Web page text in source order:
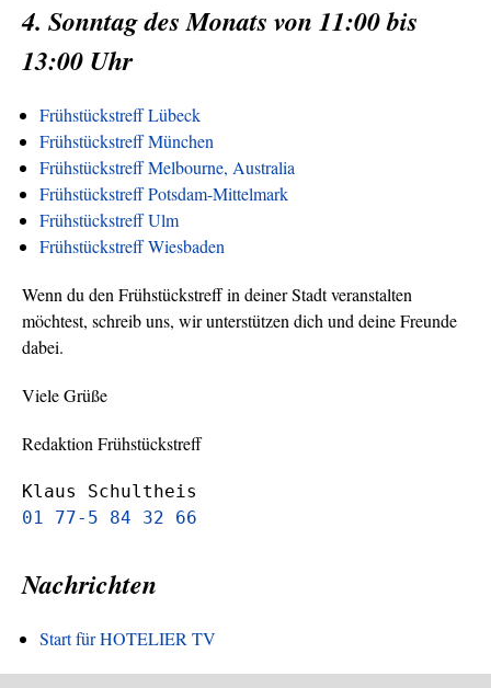
4. Sonntag des Monats von 11:00 bis
13:00 Uhr
Frühstückstreff Lübeck
Frühstückstreff München
Frühstückstreff Melbourne, Australia
Frühstückstreff Potsdam-Mittelmark
Frühstückstreff Ulm
Frühstückstreff Wiesbaden
Wenn du den Frühstückstreff in deiner Stadt veranstalten
möchtest, schreib uns, wir unterstützen dich und deine Freunde
dabei.
Viele Grüße
Redaktion Frühstückstreff
Klaus Schultheis
01 77-5 84 32 66
Nachrichten
Start für HOTELIER TV